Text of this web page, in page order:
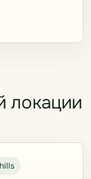
локации